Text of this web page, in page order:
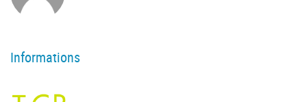
Informations